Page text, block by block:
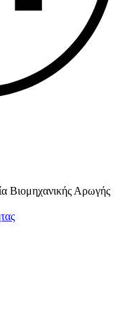
Βιομηχανικής Αρωγής